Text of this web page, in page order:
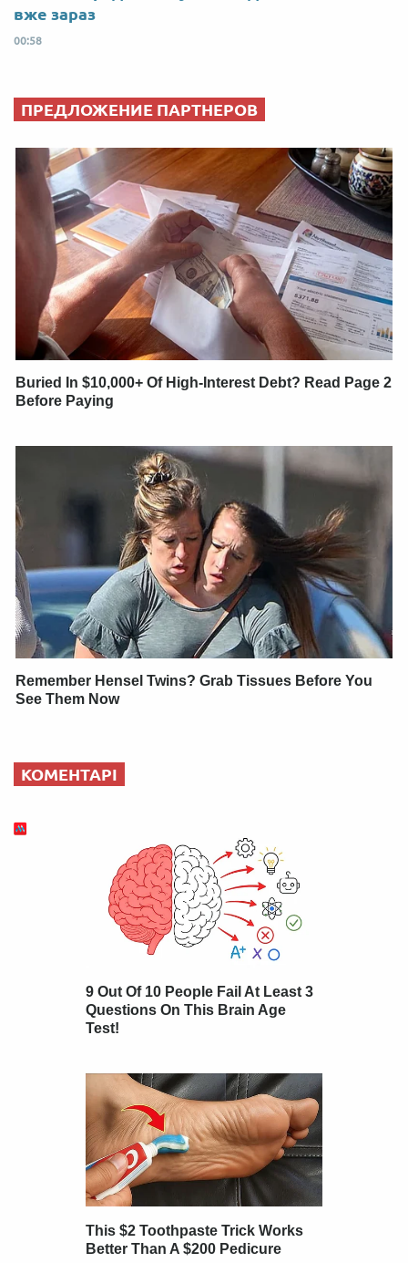
вже зараз
00:58
ПРЕДЛОЖЕНИЕ ПАРТНЕРОВ
Buried In $10,000+ Of High-Interest Debt? Read Page 2
Before Paying
Remember Hensel Twins? Grab Tissues Before You
See Them Now
КОМЕНТАРІ